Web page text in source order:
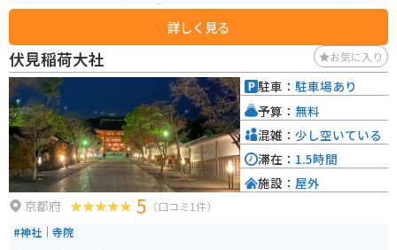
年）に創建され、平安京の鎮護として建立されました。その後、空海（弘法
大師）によって真言宗の道場として発展しました。 東寺は、1994年にユネス
コの世界遺産に登録された「古都京都の文化財」の一部です。特に有名なの
は、高さ約55メートルの五重塔で、これは京都市内からも望むことができ、
京都のシンボルの一つとされています。五重塔は日本で最も高い木造塔の一
つであり、春の桜や秋の紅葉の季節には多くの観光客で賑わいます。 東寺に
は、国宝や重要文化財を含む多くの貴重な文化財が保存されており、その中
には空海が持ち帰ったとされる仏像や経典などがあります。また、毎月21日
には弘法市（こうぼういち）と呼ばれる市が開かれ、食料品から雑貨や衣服
まで、数多くの露店が出店します。
詳しく見る
伏見稲荷大社 お気に入り
京都府 5 （口コミ1件）
#神社｜寺院
駐車： 駐車場あり
予算： 無料
混雑： 少し空いている
滞在： 1.5時間
施設： 屋外